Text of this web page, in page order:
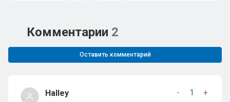
Комментарии 2
Оставить комментарий
Halley - 1
+